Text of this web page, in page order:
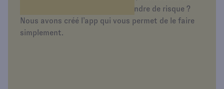
simplement d’épargner sans prendre de risque ?
Nous avons créé l’app qui vous permet de le faire
simplement.